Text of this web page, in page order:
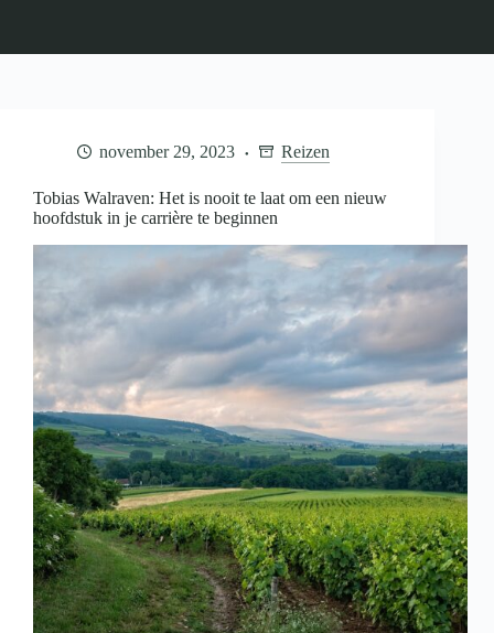
november 29, 2023 Reizen
Tobias Walraven: Het is nooit te laat om een nieuw
hoofdstuk in je carrière te beginnen